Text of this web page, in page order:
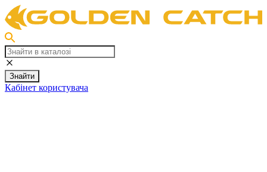
Знайти
Кабінет користувача